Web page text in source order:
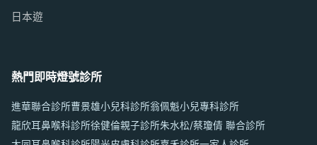
日本遊
熱門即時燈號診所
進華聯合診所曹景雄小兒科診所翁佩魁小兒專科診所
龍欣耳鼻喉科診所徐健倫親子診所朱水松/蔡瓊倩 聯合診所